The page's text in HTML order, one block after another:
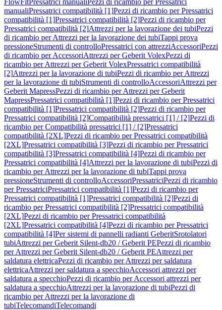
FlowFitPressatrici manualiPezzi di ricambio per Pressatrici
manualiPressatrici compatibilità [1]Pezzi di ricambio per Pressatrici
compatibilità [1]Pressatrici compatibilità [2]Pezzi di ricambio per
Pressatrici compatibilità [2]Attrezzi per la lavorazione dei tubiPezzi
di ricambio per Attrezzi per la lavorazione dei tubiTappi prova
pressioneStrumenti di controlloPressatrici con attrezziAccessoriPezzi
di ricambio per AccessoriAttrezzi per Geberit VolexPezzi di
ricambio per Attrezzi per Geberit VolexPressatrici compatibilità
[2]Attrezzi per la lavorazione di tubiPezzi di ricambio per Attrezzi
per la lavorazione di tubiStrumenti di controlloAccessoriAttrezzi per
Geberit MapressPezzi di ricambio per Attrezzi per Geberit
MapressPressatrici compatibilità [1]Pezzi di ricambio per Pressatrici
compatibilità [1]Pressatrici compatibilità [2]Pezzi di ricambio per
Pressatrici compatibilità [2]Compatibilità pressatrici [1] / [2]Pezzi di
ricambio per Compatibilità pressatrici [1] / [2]Pressatrici
compatibilità [2XL]Pezzi di ricambio per Pressatrici compatibilità
[2XL]Pressatrici compatibilità [3]Pezzi di ricambio per Pressatrici
compatibilità [3]Pressatrici compatibilità [4]Pezzi di ricambio per
Pressatrici compatibilità [4]Attrezzi per la lavorazione di tubiPezzi di
ricambio per Attrezzi per la lavorazione di tubiTappi prova
pressioneStrumenti di controlloAccessoriPressatriciPezzi di ricambio
per PressatriciPressatrici compatibilità [1]Pezzi di ricambio per
Pressatrici compatibilità [1]Pressatrici compatibilità [2]Pezzi di
ricambio per Pressatrici compatibilità [2]Pressatrici compatibilità
[2XL]Pezzi di ricambio per Pressatrici compatibilità
[2XL]Pressatrici compatibilità [4]Pezzi di ricambio per Pressatrici
compatibilità [4]Per sistemi di pannelli radianti GeberitSrotolatori
tubiAttrezzi per Geberit Silent-db20 / Geberit PEPezzi di ricambio
per Attrezzi per Geberit Silent-db20 / Geberit PEAttrezzi per
saldatura elettricaPezzi di ricambio per Attrezzi per saldatura
elettricaAttrezzi per saldatura a specchioAccessori attrezzi per
saldatura a specchioPezzi di ricambio per Accessori attrezzi per
saldatura a specchioAttrezzi per la lavorazione di tubiPezzi di
ricambio per Attrezzi per la lavorazione di
tubiTelecomandiTelecomandi